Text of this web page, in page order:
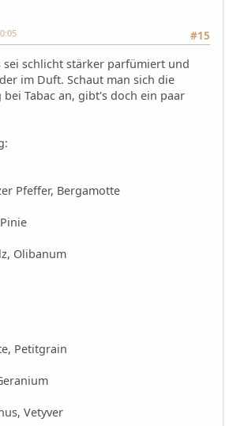
#15
sei schlicht stärker parfümiert und
im Duft. Schaut man sich die
Tabac an, gibt's doch ein paar
Pfeffer, Bergamotte
Olibanum
Petitgrain
Vetyver